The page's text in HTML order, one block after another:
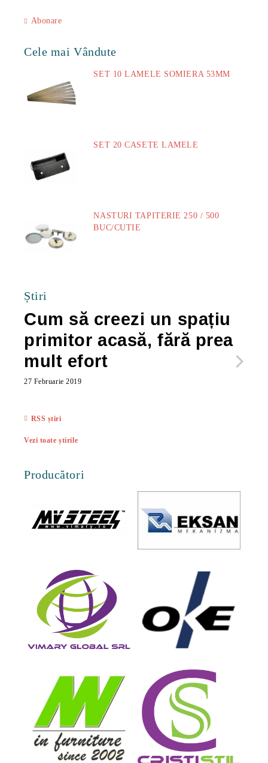
Abonare
Cele mai Vândute
SET 10 LAMELE SOMIERA 53MM
SET 20 CASETE LAMELE
NASTURI TAPITERIE 250 / 500
BUC/CUTIE
Știri
Cum să creezi un spațiu
primitor acasă, fără prea
mult efort
27 Februarie 2019
RSS știri
Vezi toate știrile
Producători